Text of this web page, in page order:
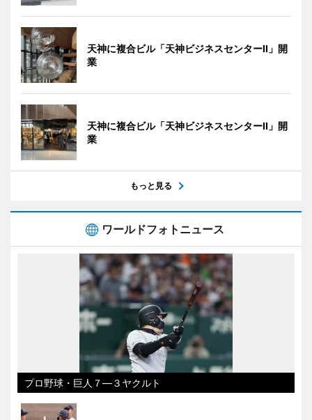
天神に複合ビル「天神ビジネスセンターII」開
業
天神に複合ビル「天神ビジネスセンターII」開
業
もっと見る
ワールドフォトニュース
プロ野球・巨人７―３ヤクルト